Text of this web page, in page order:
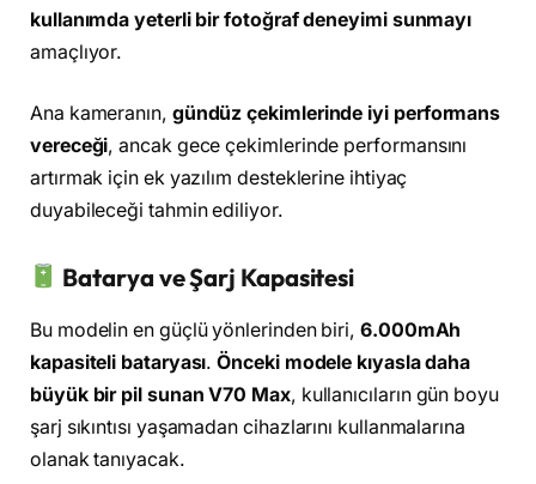
kullanımda yeterli bir fotoğraf deneyimi sunmayı
amaçlıyor.
Ana kameranın, gündüz çekimlerinde iyi performans
vereceği, ancak gece çekimlerinde performansını
artırmak için ek yazılım desteklerine ihtiyaç
duyabileceği tahmin ediliyor.
Batarya ve Şarj Kapasitesi
Bu modelin en güçlü yönlerinden biri, 6.000mAh
kapasiteli bataryası.Önceki modele kıyasla daha
büyük bir pil sunan V70 Max, kullanıcıların gün boyu
şarj sıkıntısı yaşamadan cihazlarını kullanmalarına
olanak tanıyacak.